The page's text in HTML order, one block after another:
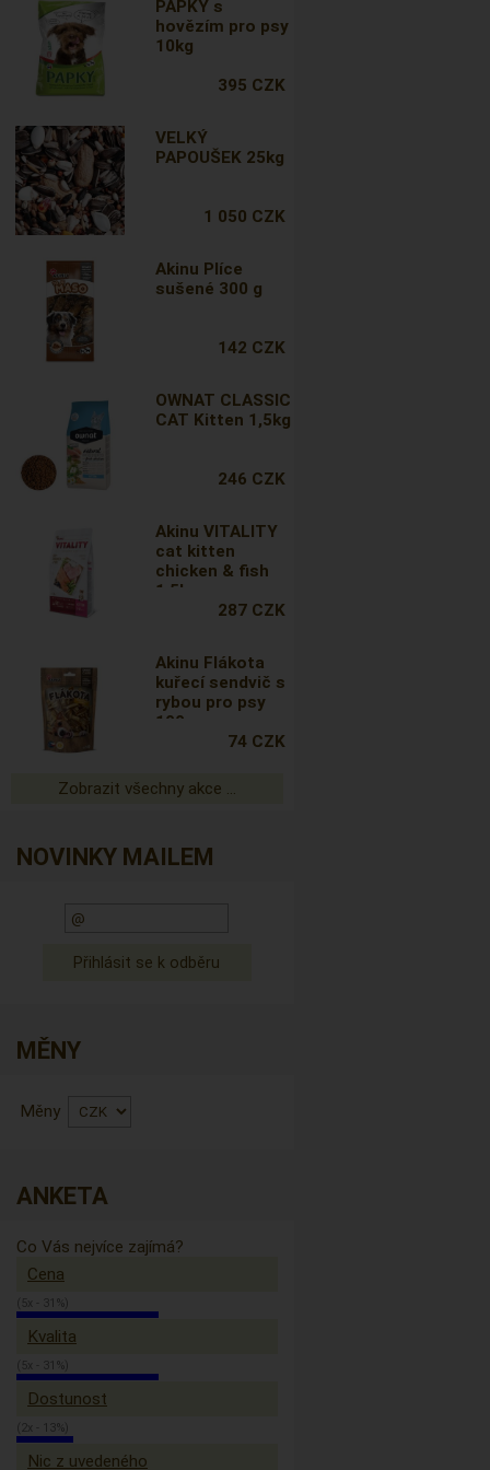
PAPKY s
hovězím pro psy
10kg
395 CZK
VELKÝ
PAPOUŠEK 25kg
1 050 CZK
Akinu Plíce
sušené 300 g
142 CZK
OWNAT CLASSIC
CAT Kitten 1,5kg
246 CZK
Akinu VITALITY
cat kitten
chicken & fish
1,5kg
287 CZK
Akinu Flákota
kuřecí sendvič s
rybou pro psy
100 g
74 CZK
Zobrazit všechny akce ...
NOVINKY MAILEM
MĚNY
Měny
ANKETA
Co Vás nejvíce zajímá?
Cena
(5x - 31%)
Kvalita
(5x - 31%)
Dostunost
(2x - 13%)
Nic z uvedeného